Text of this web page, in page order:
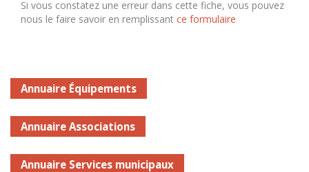
Si vous constatez une erreur dans cette fiche, vous pouvez
nous le faire savoir en remplissant ce formulaire
Annuaire Équipements
Annuaire Associations
Annuaire Services municipaux